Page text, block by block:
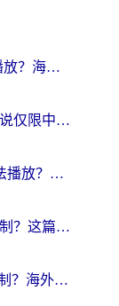
在美国看世界杯当前地区不可播放？海外党体育观赛终极指南来了！
在澳大利亚看B站世界杯中文解说仅限中国大陆？这篇指南帮你打破限制看遍赛事
在海外看CCTV5世界杯直播无法播放？这篇指南让你和国内球迷同步呐喊
在韩国看B站世界杯直播地区限制？这篇指南让你告别“当前地区不可播放”
在越南看B站世界杯当前IP受限制？海外党体育观赛终极指南来了